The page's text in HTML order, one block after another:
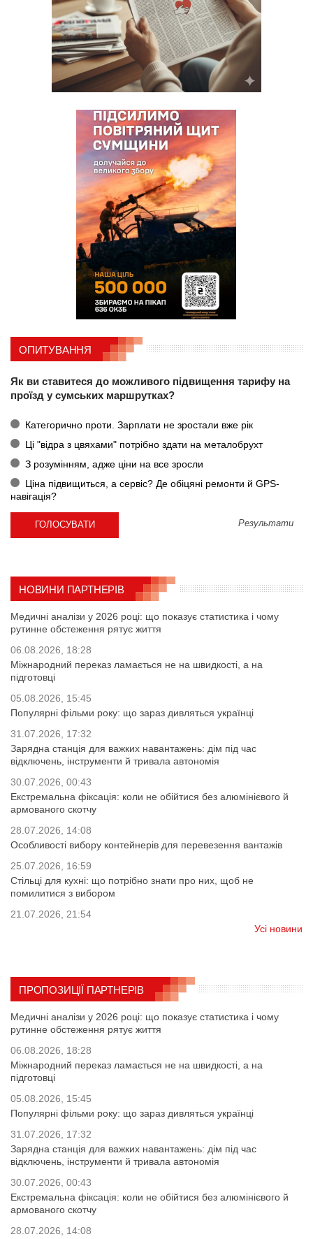
ОПИТУВАННЯ
Як ви ставитеся до можливого підвищення тарифу на
проїзд у сумських маршрутках?
Категорично проти. Зарплати не зростали вже рік
Ці "відра з цвяхами" потрібно здати на металобрухт
З розумінням, адже ціни на все зросли
Ціна підвищиться, а сервіс? Де обіцяні ремонти й GPS-
навігація?
Результати
НОВИНИ ПАРТНЕРІВ
Медичні аналізи у 2026 році: що показує статистика і чому
рутинне обстеження рятує життя
06.08.2026, 18:28
Міжнародний переказ ламається не на швидкості, а на
підготовці
05.08.2026, 15:45
Популярні фільми року: що зараз дивляться українці
31.07.2026, 17:32
Зарядна станція для важких навантажень: дім під час
відключень, інструменти й тривала автономія
30.07.2026, 00:43
Екстремальна фіксація: коли не обійтися без алюмінієвого й
армованого скотчу
28.07.2026, 14:08
Особливості вибору контейнерів для перевезення вантажів
25.07.2026, 16:59
Стільці для кухні: що потрібно знати про них, щоб не
помилитися з вибором
21.07.2026, 21:54
Усі новини
ПРОПОЗИЦІЇ ПАРТНЕРІВ
Медичні аналізи у 2026 році: що показує статистика і чому
рутинне обстеження рятує життя
06.08.2026, 18:28
Міжнародний переказ ламається не на швидкості, а на
підготовці
05.08.2026, 15:45
Популярні фільми року: що зараз дивляться українці
31.07.2026, 17:32
Зарядна станція для важких навантажень: дім під час
відключень, інструменти й тривала автономія
30.07.2026, 00:43
Екстремальна фіксація: коли не обійтися без алюмінієвого й
армованого скотчу
28.07.2026, 14:08